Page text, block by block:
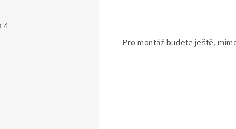
4
Pro montáž budete ještě,